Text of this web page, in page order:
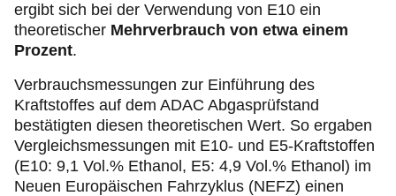
ergibt sich bei der Verwendung von E10 ein
theoretischer Mehrverbrauch von etwa einem
Prozent.
Verbrauchsmessungen zur Einführung des
Kraftstoffes auf dem ADAC Abgasprüfstand
bestätigten diesen theoretischen Wert. So ergaben
Vergleichsmessungen mit E10- und E5-Kraftstoffen
(E10: 9,1 Vol.% Ethanol, E5: 4,9 Vol.% Ethanol) im
Neuen Europäischen Fahrzyklus (NEFZ) einen